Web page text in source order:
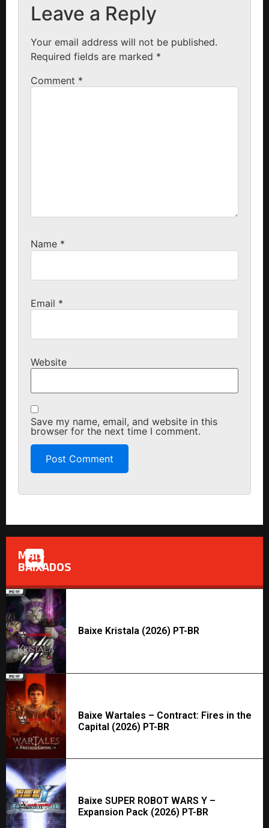
Leave a Reply
Your email address will not be published.
Required fields are marked *
Comment *
Name *
Email *
Website
Save my name, email, and website in this
browser for the next time I comment.
MAIS
BAIXADOS
Baixe Kristala (2026) PT-BR
Baixe Wartales – Contract: Fires in the
Capital (2026) PT-BR
Baixe SUPER ROBOT WARS Y –
Expansion Pack (2026) PT-BR